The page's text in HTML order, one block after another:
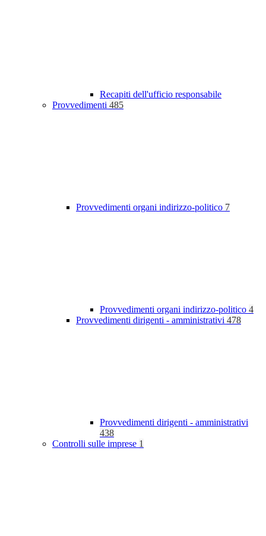
Recapiti dell'ufficio responsabile
Provvedimenti 485
Provvedimenti organi indirizzo-politico 7
Provvedimenti organi indirizzo-politico 4
Provvedimenti dirigenti - amministrativi 478
Provvedimenti dirigenti - amministrativi
438
Controlli sulle imprese 1